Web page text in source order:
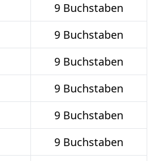
9 Buchstaben
9 Buchstaben
9 Buchstaben
9 Buchstaben
9 Buchstaben
9 Buchstaben